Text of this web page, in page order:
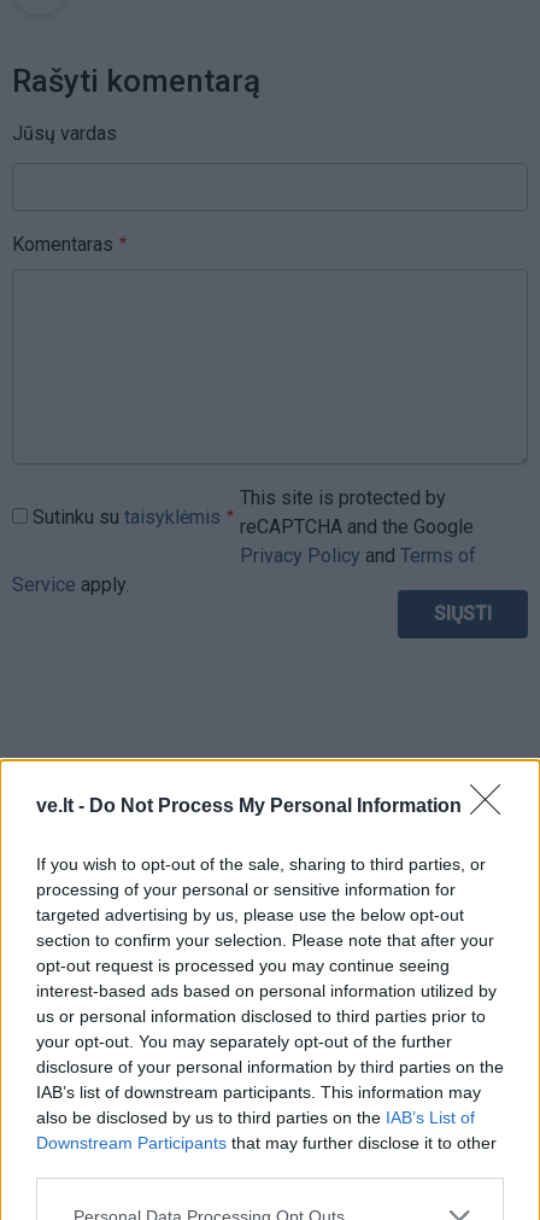
ve.lt - Do Not Process My Personal Information
If you wish to opt-out of the sale, sharing to third parties, or
processing of your personal or sensitive information for
targeted advertising by us, please use the below opt-out
section to confirm your selection. Please note that after your
opt-out request is processed you may continue seeing
interest-based ads based on personal information utilized by
us or personal information disclosed to third parties prior to
your opt-out. You may separately opt-out of the further
disclosure of your personal information by third parties on the
IAB’s list of downstream participants. This information may
also be disclosed by us to third parties on the IAB’s List of
Downstream Participants that may further disclose it to other
Personal Data Processing Opt Outs
Rašyti komentarą
Jūsų vardas
Komentaras
Sutinku su taisyklėmis
This site is protected by
reCAPTCHA and the Google
Privacy Policy and Terms of
Service apply.
TAIP PAT SKAITYKITE